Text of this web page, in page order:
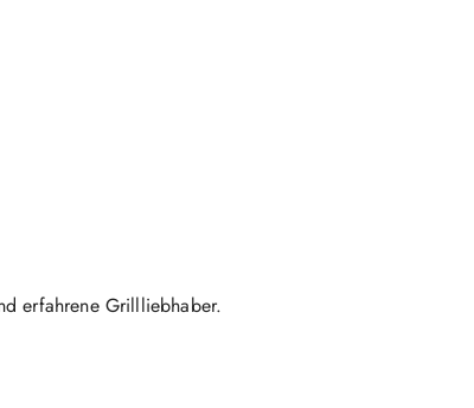
erfahrene Grillliebhaber.